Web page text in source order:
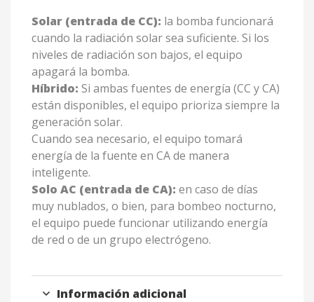
Solar (entrada de CC): la bomba funcionará
cuando la radiación solar sea suficiente. Si los
niveles de radiación son bajos, el equipo
apagará la bomba.
Híbrido: Si ambas fuentes de energía (CC y CA)
están disponibles, el equipo prioriza siempre la
generación solar.
Cuando sea necesario, el equipo tomará
energía de la fuente en CA de manera
inteligente.
Solo AC (entrada de CA): en caso de días
muy nublados, o bien, para bombeo nocturno,
el equipo puede funcionar utilizando energía
de red o de un grupo electrógeno.
Información adicional